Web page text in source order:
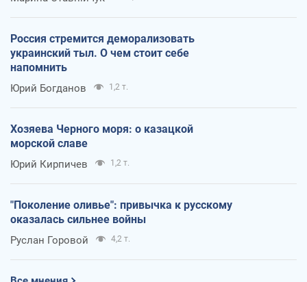
Россия стремится деморализовать
украинский тыл. О чем стоит себе
напомнить
Юрий Богданов 1,2 т.
Хозяева Черного моря: о казацкой
морской славе
Юрий Кирпичев 1,2 т.
"Поколение оливье": привычка к русскому
оказалась сильнее войны
Руслан Горовой 4,2 т.